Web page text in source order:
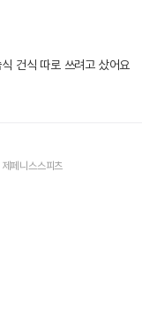
건식 따로 쓰려고 샀어요
제페니스스피츠